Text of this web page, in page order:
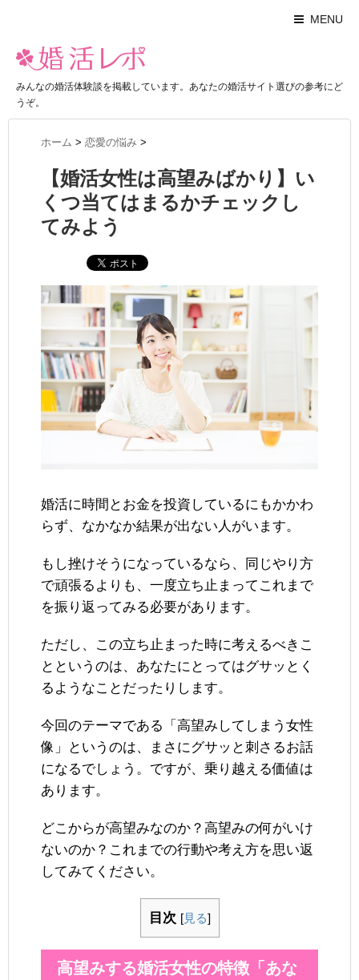
MENU
みんなの婚活体験談を掲載しています。あなたの婚活サイト選びの参考にど
うぞ。
ホーム > 恋愛の悩み >
【婚活女性は高望みばかり】い
くつ当てはまるかチェックし
てみよう
婚活に時間とお金を投資しているにもかかわ
らず、なかなか結果が出ない人がいます。
もし挫けそうになっているなら、同じやり方
で頑張るよりも、一度立ち止まってこれまで
を振り返ってみる必要があります。
ただし、この立ち止まった時に考えるべきこ
とというのは、あなたにとってはグサッとく
るようなことだったりします。
今回のテーマである「高望みしてしまう女性
像」というのは、まさにグサッと刺さるお話
になるでしょう。ですが、乗り越える価値は
あります。
どこからが高望みなのか？高望みの何がいけ
ないのか？これまでの行動や考え方を思い返
してみてください。
目次 [見る]
高望みする婚活女性の特徴「あな